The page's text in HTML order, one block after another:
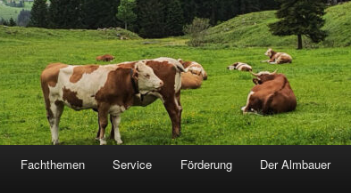
Fachthemen Service Förderung Der Almbauer